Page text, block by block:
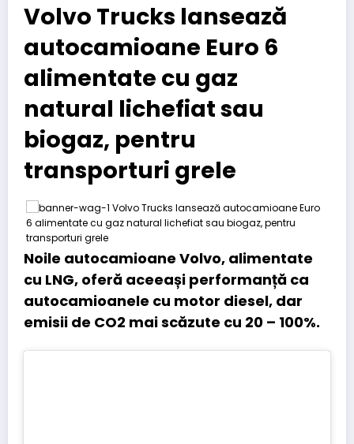
Volvo Trucks lansează
autocamioane Euro 6
alimentate cu gaz
natural lichefiat sau
biogaz, pentru
transporturi grele
Noile autocamioane Volvo, alimentate
cu LNG, oferă aceeași performanță ca
autocamioanele cu motor diesel, dar
emisii de CO2 mai scăzute cu 20 – 100%.